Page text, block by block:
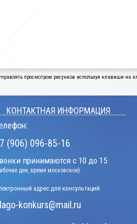
просмотром рисунков используя клавиши на
КОНТАКТНАЯ ИНФОРМАЦИЯ
(906) 096-85-16
принимаются с 10 до 15
дни, время московское)
адрес для консультаций:
konkurs@mail.ru